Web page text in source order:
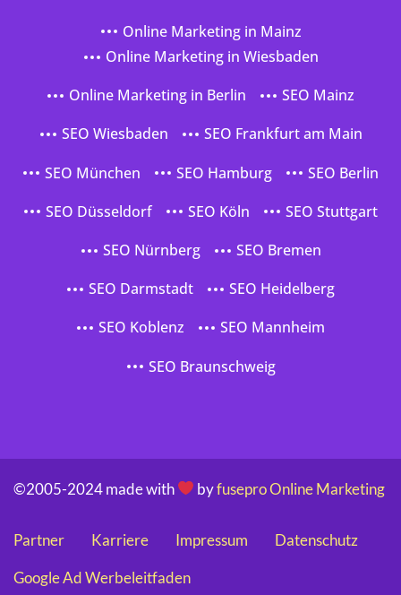
Online Marketing in Mainz
Online Marketing in Wiesbaden
Online Marketing in Berlin
SEO Mainz
SEO Wiesbaden
SEO Frankfurt am Main
SEO München
SEO Hamburg
SEO Berlin
SEO Düsseldorf
SEO Köln
SEO Stuttgart
SEO Nürnberg
SEO Bremen
SEO Darmstadt
SEO Heidelberg
SEO Koblenz
SEO Mannheim
SEO Braunschweig
©2005-2024 made with byfusepro Online Marketing
Partner Karriere Impressum
Datenschutz
Google Ad Werbeleitfaden